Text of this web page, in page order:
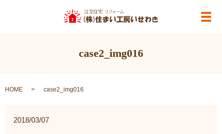
メ
case2_img016
HOME case2_img016
2018/03/07